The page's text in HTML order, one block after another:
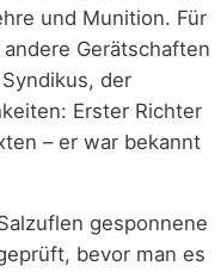
und Munition. Für
Gerätschaften
der
Erster Richter
– er war bekannt
gesponnene
bevor man es